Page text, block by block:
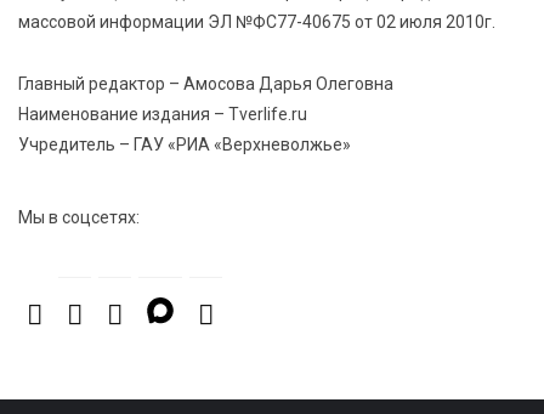
массовой информации ЭЛ №ФС77-40675 от 02 июля 2010г.
Главный редактор – Амосова Дарья Олеговна
Наименование издания – Tverlife.ru
Учредитель – ГАУ «РИА «Верхневолжье»
Мы в соцсетях: